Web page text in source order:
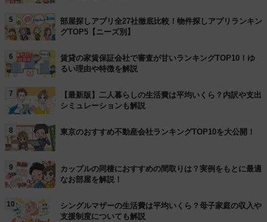
5
部屋探しアプリ全27社徹底比較！物件探しアプリランキン
グTOP5【ニーズ別】
6
賃貸の家賃保証会社で審査が甘いランキングTOP10！ゆ
るい理由や特徴を解説
7
【最新版】二人暮らしの生活費は平均いくら？内訳や支出
シミュレーションも解説
8 東京のおすすめ不動産会社ランキングTOP10を大公開！
9
カップルの同棲におすすめの間取りは？実例をもとに最適
なお部屋を解説！
10
シングルマザーの生活費は平均いくら？母子家庭の収入や
支援制度についても解説